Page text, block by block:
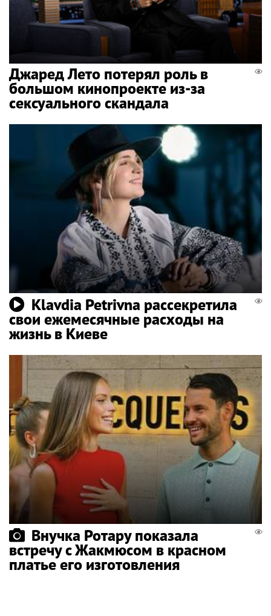
Джаред Лето потерял роль в
большом кинопроекте из-за
сексуального скандала
Klavdia Petrivna рассекретила
свои ежемесячные расходы на
жизнь в Киеве
Внучка Ротару показала
встречу с Жакмюсом в красном
платье его изготовления